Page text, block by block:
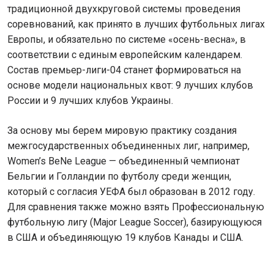
традиционной двухкруговой системы проведения
соревнований, как принято в лучших футбольных лигах
Европы, и обязательно по системе «осень-весна», в
соответствии с единым европейским календарем.
Состав премьер-лиги-04 станет формироваться на
основе модели национальных квот: 9 лучших клубов
России и 9 лучших клубов Украины.
За основу мы берем мировую практику создания
межгосударственных объединенных лиг, например,
Women’s BeNe League — объединенный чемпионат
Бельгии и Голландии по футболу среди женщин,
который с согласия УЕФА был образован в 2012 году.
Для сравнения также можно взять Профессиональную
футбольную лигу (Major League Soccer), базирующуюся
в США и объединяющую 19 клубов Канады и США.